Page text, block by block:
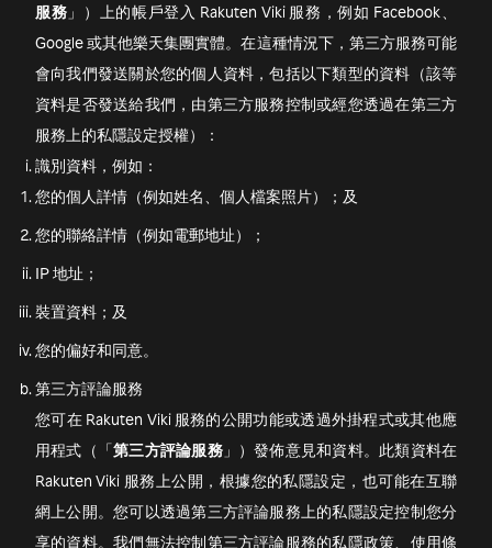
服務 」）上的帳戶登入 Rakuten Viki 服務，例如 Facebook、
Google 或其他樂天集團實體。在這種情況下，第三方服務可能
會向我們發送關於您的個人資料，包括以下類型的資料（該等
資料是否發送給我們，由第三方服務控制或經您透過在第三方
服務上的私隱設定授權）：
識別資料，例如：
您的個人詳情（例如姓名、個人檔案照片）；及
您的聯絡詳情（例如電郵地址）；
IP 地址；
裝置資料；及
您的偏好和同意。
第三方評論服務
您可在 Rakuten Viki 服務的公開功能或透過外掛程式或其他應
用程式（「第三方評論服務」）發佈意見和資料。此類資料在
Rakuten Viki 服務上公開，根據您的私隱設定，也可能在互聯
網上公開。您可以透過第三方評論服務上的私隱設定控制您分
享的資料。我們無法控制第三方評論服務的私隱政策、使用條